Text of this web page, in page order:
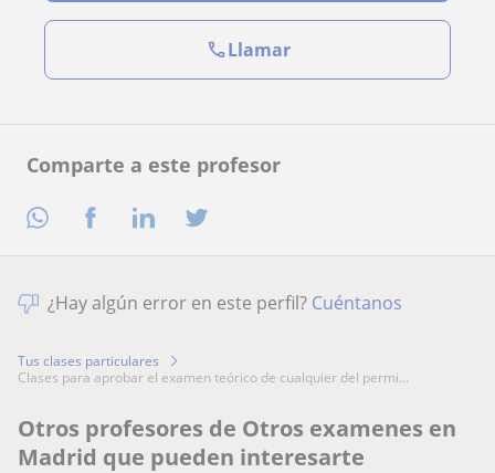
Comparte a este profesor
Llamar
¿Hay algún error en este perfil? Cuéntanos
Tus clases particulares
clases para aprobar el examen teórico de cualquier del permi...
Otros profesores de Otros examenes en
Madrid que pueden interesarte